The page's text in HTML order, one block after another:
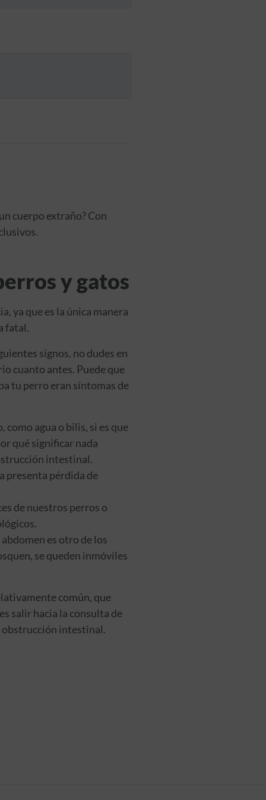
cuerpo extraño? Con
y gatos
ya que es la única manera
fatal.
signos, no dudes en
cuanto antes. Puede que
tu perro eran síntomas de
agua o bilis, si es que
qué significar nada
intestinal.
presenta pérdida de
de nuestros perros o
es otro de los
se queden inmóviles
común, que
salir hacia la consulta de
intestinal.